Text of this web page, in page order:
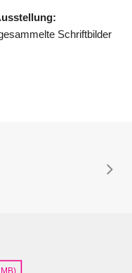
Schriftbilder